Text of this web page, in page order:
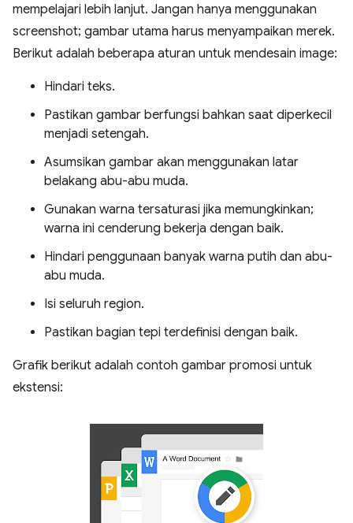
mempelajari lebih lanjut. Jangan hanya menggunakan
screenshot; gambar utama harus menyampaikan merek.
Berikut adalah beberapa aturan untuk mendesain image:
Hindari teks.
Pastikan gambar berfungsi bahkan saat diperkecil
menjadi setengah.
Asumsikan gambar akan menggunakan latar
belakang abu-abu muda.
Gunakan warna tersaturasi jika memungkinkan;
warna ini cenderung bekerja dengan baik.
Hindari penggunaan banyak warna putih dan abu-
abu muda.
Isi seluruh region.
Pastikan bagian tepi terdefinisi dengan baik.
Grafik berikut adalah contoh gambar promosi untuk
ekstensi: